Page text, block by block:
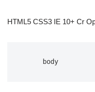
HTML5 CSS3 IE 10+ Cr
body